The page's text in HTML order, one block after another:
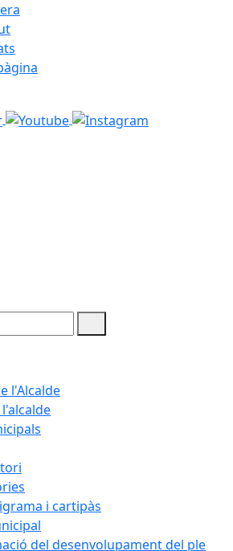
l'Alcalde
i cartipàs
del desenvolupament del ple